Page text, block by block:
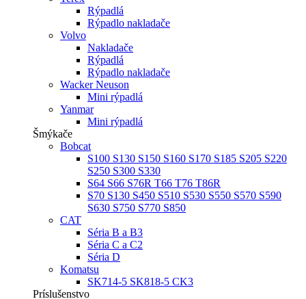
Rýpadlá
Rýpadlo nakladače
Volvo
Nakladače
Rýpadlá
Rýpadlo nakladače
Wacker Neuson
Mini rýpadlá
Yanmar
Mini rýpadlá
Šmýkače
Bobcat
S100 S130 S150 S160 S170 S185 S205 S220
S250 S300 S330
S64 S66 S76R T66 T76 T86R
S70 S130 S450 S510 S530 S550 S570 S590
S630 S750 S770 S850
CAT
Séria B a B3
Séria C a C2
Séria D
Komatsu
SK714-5 SK818-5 CK3
Príslušenstvo